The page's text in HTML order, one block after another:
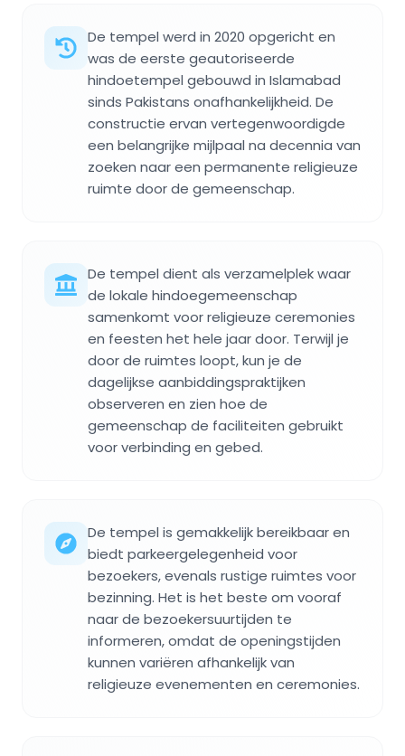
De tempel werd in 2020 opgericht en
was de eerste geautoriseerde
hindoetempel gebouwd in Islamabad
sinds Pakistans onafhankelijkheid. De
constructie ervan vertegenwoordigde
een belangrijke mijlpaal na decennia van
zoeken naar een permanente religieuze
ruimte door de gemeenschap.
De tempel dient als verzamelplek waar
de lokale hindoegemeenschap
samenkomt voor religieuze ceremonies
en feesten het hele jaar door. Terwijl je
door de ruimtes loopt, kun je de
dagelijkse aanbiddings­praktijken
observeren en zien hoe de
gemeenschap de faciliteiten gebruikt
voor verbinding en gebed.
De tempel is gemakkelijk bereikbaar en
biedt parkeergelegenheid voor
bezoekers, evenals rustige ruimtes voor
bezinning. Het is het beste om vooraf
naar de bezoekersuurtijden te
informeren, omdat de openingstijden
kunnen variëren afhankelijk van
religieuze evenementen en ceremonies.